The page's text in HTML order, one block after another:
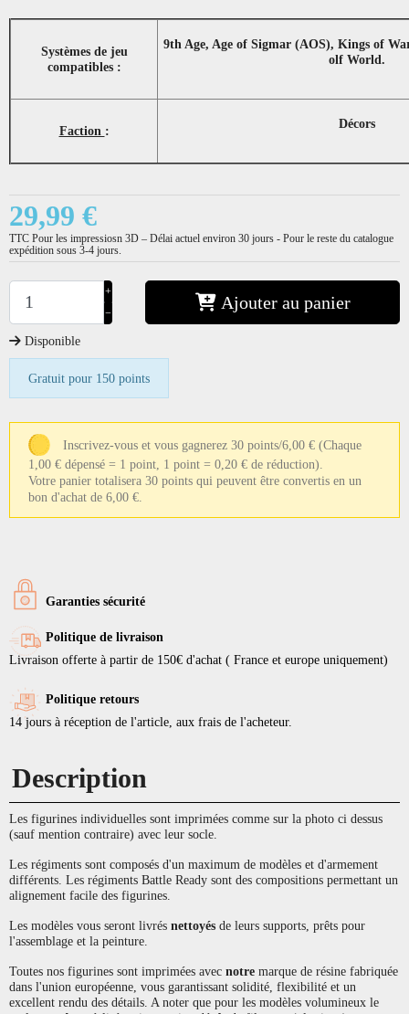
Systèmes de jeu
compatibles :
9th Age, Age of Sigmar (AOS), Kings of
olf World.
Faction : Décors
29,99 €
TTC Pour les impressiosn 3D – Délai actuel environ 30 jours - Pour le reste du catalogue
expédition sous 3-4 jours.
+
−
Ajouter au panier
Disponible
Gratuit pour 150 points
Inscrivez-vous et vous gagnerez 30 points/6,00 € (Chaque
1,00 € dépensé = 1 point, 1 point = 0,20 € de réduction).
Votre panier totalisera 30 points qui peuvent être convertis en un
bon d'achat de 6,00 €.
Garanties sécurité
Politique de livraison
Livraison offerte à partir de 150€ d'achat ( France et europe uniquement)
Politique retours
14 jours à réception de l'article, aux frais de l'acheteur.
Description
Les figurines individuelles sont imprimées comme sur la photo ci dessus
(sauf mention contraire) avec leur socle.
Les régiments sont composés d'un maximum de modèles et d'armement
différents. Les régiments Battle Ready sont des compositions permettant un
alignement facile des figurines.
Les modèles vous seront livrés nettoyés de leurs supports, prêts pour
l'assemblage et la peinture.
Toutes nos figurines sont imprimées avec notre marque de résine fabriquée
dans l'union européenne, vous garantissant solidité, flexibilité et un
excellent rendu des détails. A noter que pour les modèles volumineux le